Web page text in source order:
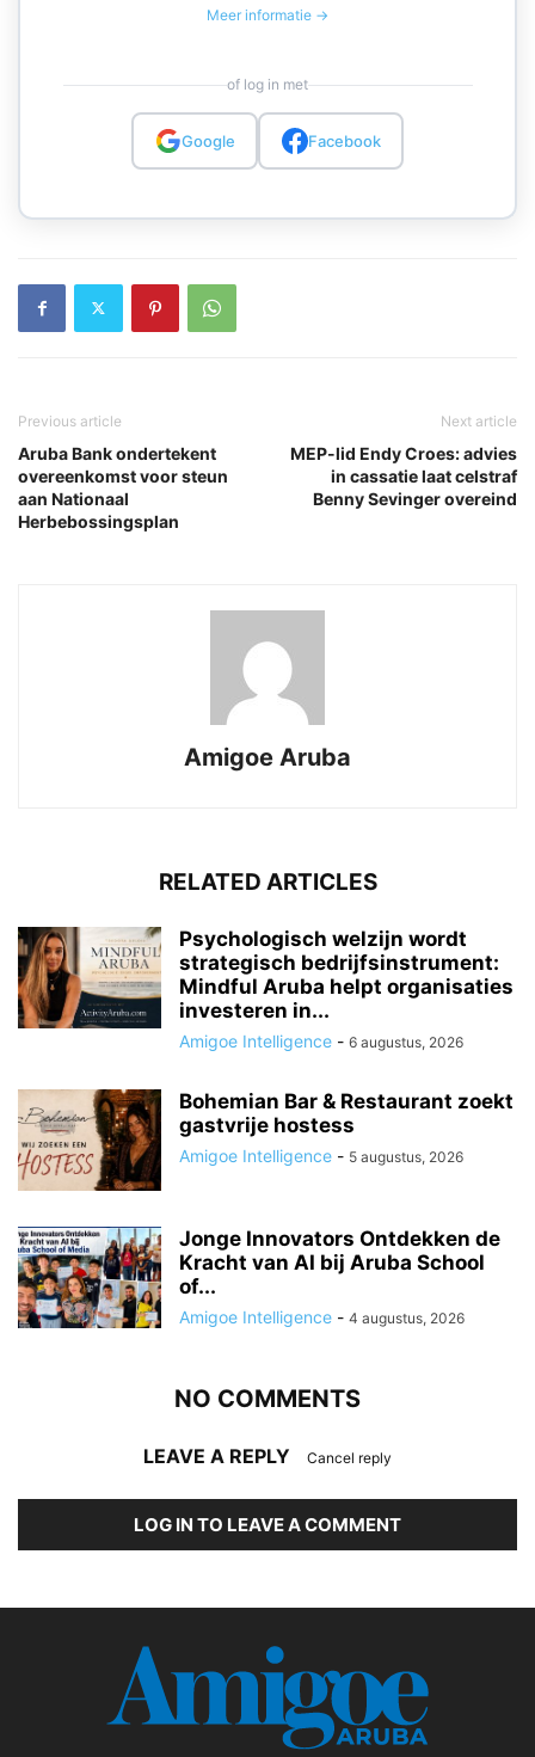
Meer informatie →
of log in met
Google Facebook
Previous article
Aruba Bank ondertekent
overeenkomst voor steun
aan Nationaal
Herbebossingsplan
Next article
MEP-lid Endy Croes: advies
in cassatie laat celstraf
Benny Sevinger overeind
Amigoe Aruba
RELATED ARTICLES
Psychologisch welzijn wordt
strategisch bedrijfsinstrument:
Mindful Aruba helpt organisaties
investeren in...
Amigoe Intelligence - 6 augustus, 2026
Bohemian Bar & Restaurant zoekt
gastvrije hostess
Amigoe Intelligence - 5 augustus, 2026
Jonge Innovators Ontdekken de
Kracht van AI bij Aruba School
of...
Amigoe Intelligence - 4 augustus, 2026
NO COMMENTS
LEAVE A REPLY Cancel reply
LOG IN TO LEAVE A COMMENT